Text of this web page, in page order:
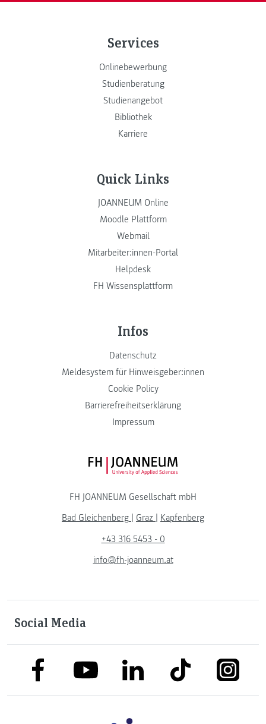
Services
Onlinebewerbung
Studienberatung
Studienangebot
Bibliothek
Karriere
Quick Links
JOANNEUM Online
Moodle Plattform
Webmail
Mitarbeiter:innen-Portal
Helpdesk
FH Wissensplattform
Infos
Datenschutz
Meldesystem für Hinweisgeber:innen
Cookie Policy
Barrierefreiheitserklärung
Impressum
FH JOANNEUM Logo
FH JOANNEUM Gesellschaft mbH
Bad Gleichenberg
Graz
Kapfenberg
+43 316 5453 - 0
info@fh-joanneum.at
Social Media
link to facebooklink to youtubelink to linkedinlink to tiktok